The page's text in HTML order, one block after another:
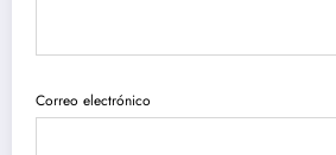
Correo electrónico